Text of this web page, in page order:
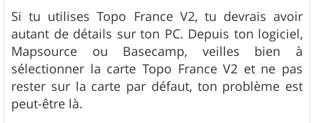
s
s
a
g
e
Si tu utilises Topo France V2, tu devrais avoir
autant de détails sur ton PC. Depuis ton logiciel,
Mapsource ou Basecamp, veilles bien à
sélectionner la carte Topo France V2 et ne pas
rester sur la carte par défaut, ton problème est
peut-être là.